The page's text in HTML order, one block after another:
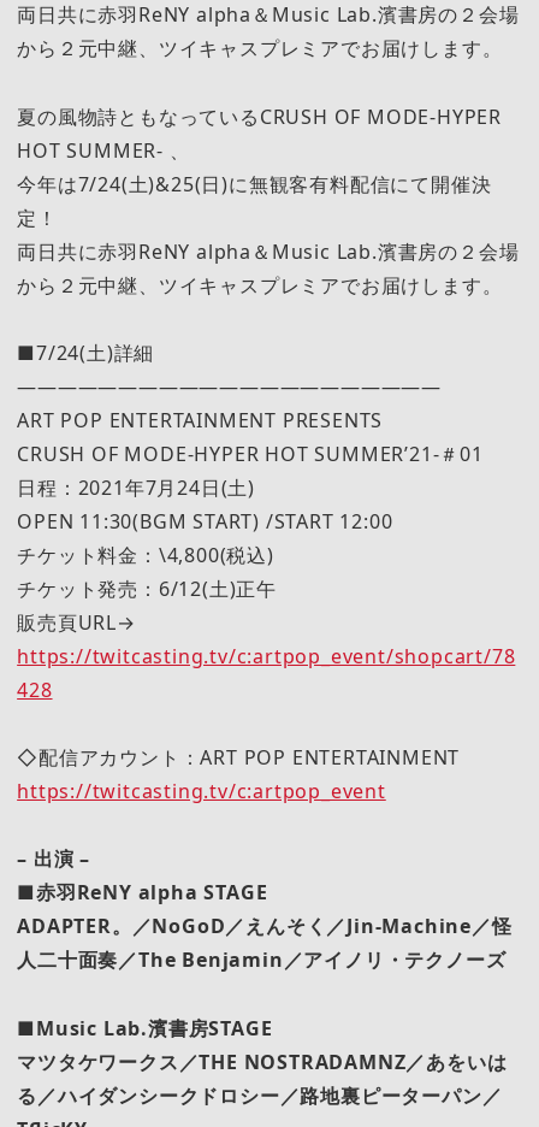
両日共に赤羽ReNY alpha＆Music Lab.濱書房の２会場
から２元中継、ツイキャスプレミアでお届けします。
夏の風物詩ともなっているCRUSH OF MODE-HYPER
HOT SUMMER- 、
今年は7/24(土)&25(日)に無観客有料配信にて開催決
定！
両日共に赤羽ReNY alpha＆Music Lab.濱書房の２会場
から２元中継、ツイキャスプレミアでお届けします。
■7/24(土)詳細
―――――――――――――――――――――
ART POP ENTERTAINMENT PRESENTS
CRUSH OF MODE-HYPER HOT SUMMER’21-＃01
日程：2021年7月24日(土)
OPEN 11:30(BGM START) /START 12:00
チケット料金：\4,800(税込)
チケット発売：6/12(土)正午
販売頁URL→
https://twitcasting.tv/c:artpop_event/shopcart/78
428
◇配信アカウント：ART POP ENTERTAINMENT
https://twitcasting.tv/c:artpop_event
– 出演 –
■赤羽ReNY alpha STAGE
ADAPTER。／NoGoD／えんそく／Jin-Machine／怪
人二十面奏／The Benjamin／アイノリ・テクノーズ
■Music Lab.濱書房STAGE
マツタケワークス／THE NOSTRADAMNZ／あをいは
る／ハイダンシークドロシー／路地裏ピーターパン／